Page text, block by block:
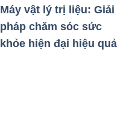
Máy vật lý trị liệu: Giải
pháp chăm sóc sức
khỏe hiện đại hiệu quả